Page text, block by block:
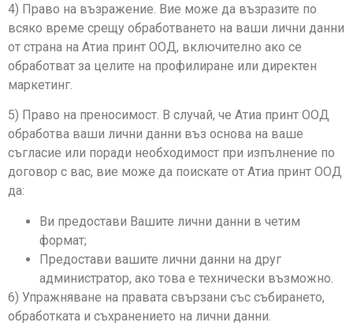
4) Право на възражение. Вие може да възразите по
всяко време срещу обработването на ваши лични данни
от страна на Атиа принт ООД, включително ако се
обработват за целите на профилиране или директен
маркетинг.
5) Право на преносимост. В случай, че Атиа принт ООД
обработва ваши лични данни въз основа на ваше
съгласие или поради необходимост при изпълнение по
договор с вас, вие може да поискате от Атиа принт ООД
да:
Ви предостави Вашите лични данни в четим
формат;
Предостави вашите лични данни на друг
администратор, ако това е технически възможно.
6) Упражняване на правата свързани със събирането,
обработката и съхранението на лични данни.